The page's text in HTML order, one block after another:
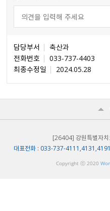
담당부서
축산과
전화번호
033-737-4403
최종수정일
2024.05.28
[26404] 강원특별자
대표전화 : 033-737-
Copyright ⓒ 2020